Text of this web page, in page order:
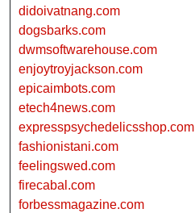
didoivatnang.com
dogsbarks.com
dwmsoftwarehouse.com
enjoytroyjackson.com
epicaimbots.com
etech4news.com
expresspsychedelicsshop.com
fashionistani.com
feelingswed.com
firecabal.com
forbessmagazine.com